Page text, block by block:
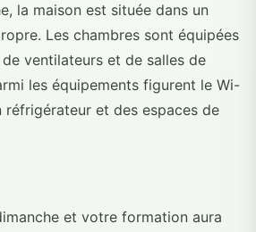
la maison est située dans un
Les chambres sont équipées
ventilateurs et de salles de
les équipements figurent le Wi-
réfrigérateur et des espaces de
et votre formation aura